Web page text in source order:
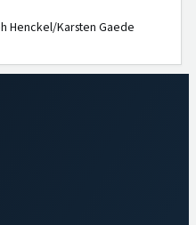
Henckel/Karsten Gaede